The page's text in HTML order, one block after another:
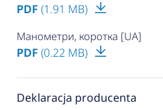
PDF (1.91 MB)
Манометри, коротка [UA]
PDF (0.22 MB)
Deklaracja producenta